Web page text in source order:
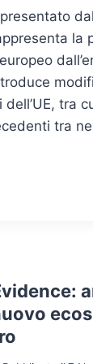
la
tra
tra